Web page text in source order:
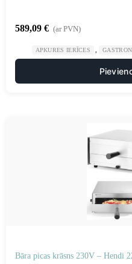
589,09 € (ar PVN)
APKURES IERĪCES
Bāra picas krāsns 230V – Hendi